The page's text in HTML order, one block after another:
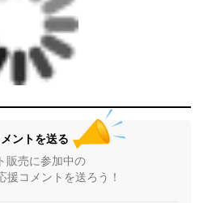
メントを送る
販売に参加中の
援コメントを送ろう！